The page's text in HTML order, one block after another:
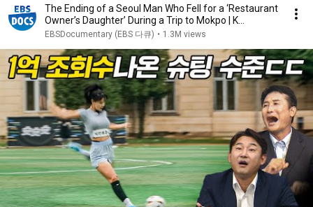
The Ending of a Seoul Man Who Fell for a ‘Restaurant
Owner’s Daughter’ During a Trip to Mokpo | K...
EBSDocumentary (EBS 다큐) • 1.3M views